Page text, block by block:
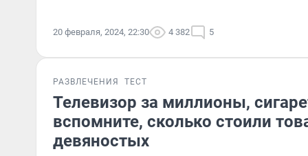
20 февраля, 2024, 22:30 4 382 5
РАЗВЛЕЧЕНИЯ ТЕСТ
Телевизор за миллионы,
вспомните, сколько стоили
девяностых